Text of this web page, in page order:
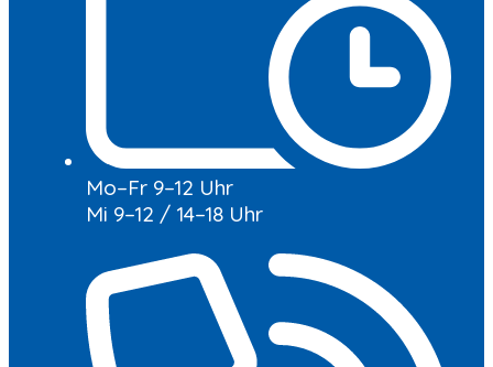
Mo–Fr 9–12 Uhr
Mi 9–12 / 14–18 Uhr